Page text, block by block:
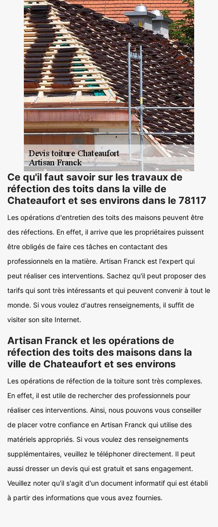
Ce qu'il faut savoir sur les travaux de
réfection des toits dans la ville de
Chateaufort et ses environs dans le 78117
Les opérations d'entretien des toits des maisons peuvent être
des réfections. En effet, il arrive que les propriétaires puissent
être obligés de faire ces tâches en contactant des
professionnels en la matière. Artisan Franck est l'expert qui
peut réaliser ces interventions. Sachez qu'il peut proposer des
tarifs qui sont très intéressants et qui peuvent convenir à tout le
monde. Si vous voulez d'autres renseignements, il suffit de
visiter son site Internet.
Artisan Franck et les opérations de
réfection des toits des maisons dans la
ville de Chateaufort et ses environs
Les opérations de réfection de la toiture sont très complexes.
En effet, il est utile de rechercher des professionnels pour
réaliser ces interventions. Ainsi, nous pouvons vous conseiller
de placer votre confiance en Artisan Franck qui utilise des
matériels appropriés. Si vous voulez des renseignements
supplémentaires, veuillez le téléphoner directement. Il peut
aussi dresser un devis qui est gratuit et sans engagement.
Veuillez noter qu'il s'agit d'un document informatif qui est établi
à partir des informations que vous avez fournies.